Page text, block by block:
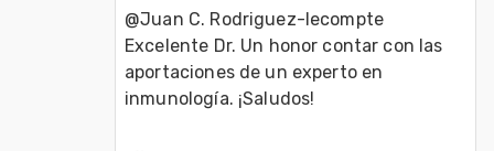
@Juan C. Rodriguez-lecompte
Excelente Dr. Un honor contar con las
aportaciones de un experto en
inmunología. ¡Saludos!